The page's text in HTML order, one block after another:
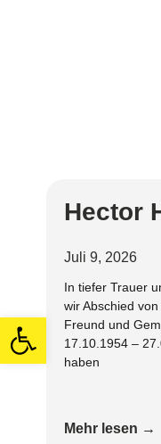
Open toolbar
Hector
Juli 9, 2026
In tiefer Trauer
wir Abschied
Freund und
17.10.1954 –
haben
Mehr lesen →